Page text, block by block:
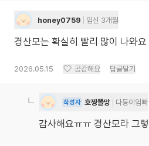
honey0759 임신 3개월
경산모는 확실히 빨리 많이 나와
2026.05.15 공감해요 답글달기
작성자 호짱똘망 다둥이엄빠
감사해요ㅠㅠ 경산모라 그